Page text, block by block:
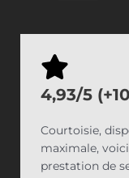
4,93/5
Courtoisie,
maximale,
prestation de